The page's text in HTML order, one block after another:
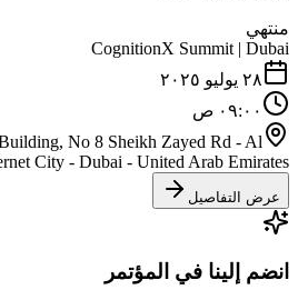
منتهي
CognitionX Summit | Dubai
٢٨ يوليو ٢٠٢٥
٠٩:٠٠ ص
No 8 Sheikh Zayed Rd - Al
City - Dubai - United Arab Emirates
عرض التفاصيل
انضم إلينا في المؤتمر